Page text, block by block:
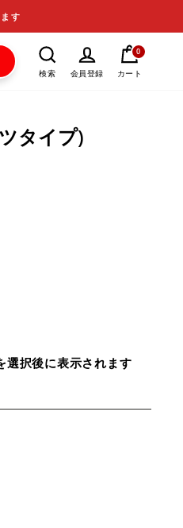
す
検索 会員登録 カート
0
タイプ)
選択後に表示されます